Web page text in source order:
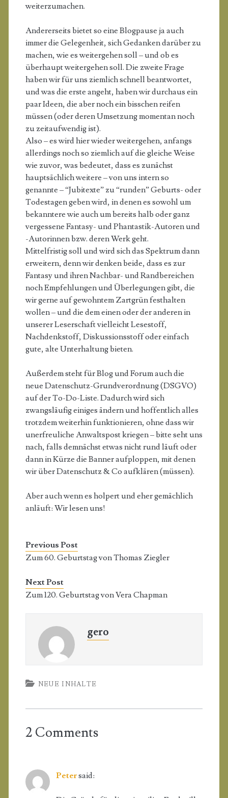
weiterzumachen.
Andererseits bietet so eine Blogpause ja auch
immer die Gelegenheit, sich Gedanken darüber zu
machen, wie es weitergehen soll – und ob es
überhaupt weitergehen soll. Die zweite Frage
haben wir für uns ziemlich schnell beantwortet,
und was die erste angeht, haben wir durchaus ein
paar Ideen, die aber noch ein bisschen reifen
müssen (oder deren Umsetzung momentan noch
zu zeitaufwendig ist).
Also – es wird hier wieder weitergehen, anfangs
allerdings noch so ziemlich auf die gleiche Weise
wie zuvor, was bedeutet, dass es zunächst
hauptsächlich weitere – von uns intern so
genannte – “Jubitexte” zu “runden” Geburts- oder
Todestagen geben wird, in denen es sowohl um
bekanntere wie auch um bereits halb oder ganz
vergessene Fantasy- und Phantastik-Autoren und
-Autorinnen bzw. deren Werk geht.
Mittelfristig soll und wird sich das Spektrum dann
erweitern, denn wir denken beide, dass es zur
Fantasy und ihren Nachbar- und Randbereichen
noch Empfehlungen und Überlegungen gibt, die
wir gerne auf gewohntem Zartgrün festhalten
wollen – und die dem einen oder der anderen in
unserer Leserschaft vielleicht Lesestoff,
Nachdenkstoff, Diskussionsstoff oder einfach
gute, alte Unterhaltung bieten.
Außerdem steht für Blog und Forum auch die
neue Datenschutz-Grundverordnung (DSGVO)
auf der To-Do-Liste. Dadurch wird sich
zwangsläufig einiges ändern und hoffentlich alles
trotzdem weiterhin funktionieren, ohne dass wir
unerfreuliche Anwaltspost kriegen – bitte seht uns
nach, falls demnächst etwas nicht rund läuft oder
dann in Kürze die Banner aufploppen, mit denen
wir über Datenschutz & Co aufklären (müssen).
Aber auch wenn es holpert und eher gemächlich
anläuft: Wir lesen uns!
Previous Post
Zum 60. Geburtstag von Thomas Ziegler
Next Post
Zum 120. Geburtstag von Vera Chapman
gero
NEUE INHALTE
2 Comments
Petersaid: